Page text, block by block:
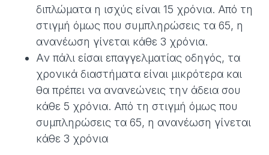
διπλώματα η ισχύς είναι 15 χρόνια. Από τη
στιγμή όμως που συμπληρώσεις τα 65, η
ανανέωση γίνεται κάθε 3 χρόνια.
Αν πάλι είσαι επαγγελματίας οδηγός, τα
χρονικά διαστήματα είναι μικρότερα και
θα πρέπει να ανανεώνεις την άδεια σου
κάθε 5 χρόνια. Από τη στιγμή όμως που
συμπληρώσεις τα 65, η ανανέωση γίνεται
κάθε 3 χρόνια